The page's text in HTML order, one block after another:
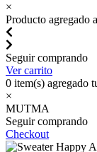
×
Producto agregado
Seguir comprando
Ver carrito
0 item(s) agregado
×
MUTMA
Seguir comprando
Checkout